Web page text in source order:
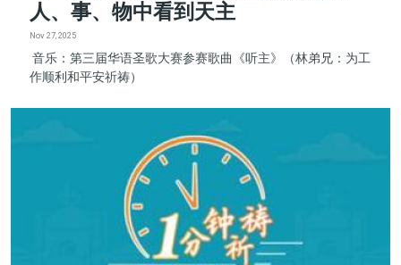
人、事、物中看到天主
Nov 27, 2025
音乐：第三届华语圣歌大赛参赛歌曲《听主》（林弟兄：为工
作顺利和平安祈祷）